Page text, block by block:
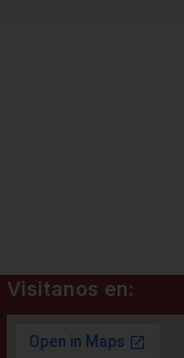
Visitanos en: